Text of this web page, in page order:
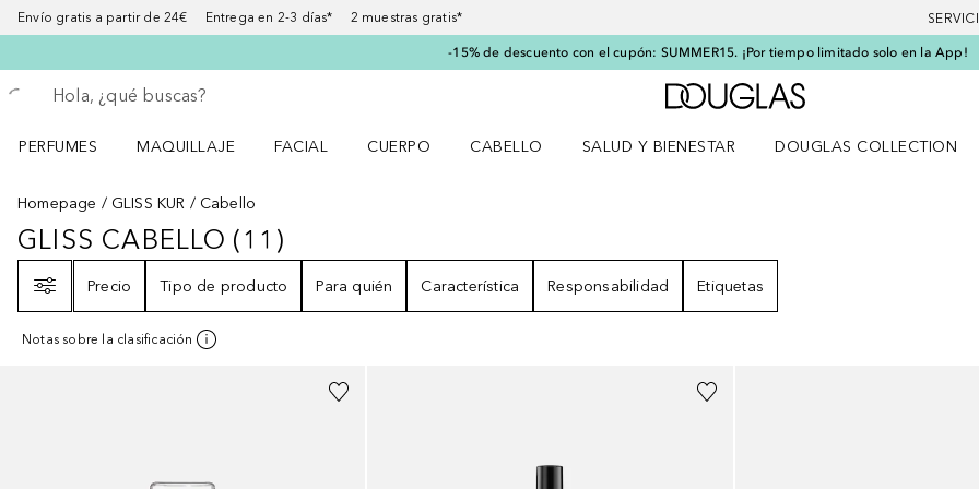
Envío gratis a partir de 24€ Entrega en 2-3 días* 2 muestras gratis*
-15% de descuento con el cupón: SUMMER15. ¡Por tiempo limitado solo en la App!
Regresar
Ejecutar búsqueda
A Douglas Home
PERFUMES
MAQUILLAJE
FACIAL
CUERPO
CABELLO
SALUD Y BIENESTAR
DOUGLAS COLLECTION
Homepage
GLISS KUR Cabello
GLISS CABELLO11
GLISS CABELLO (11 )
Precio
Tipo de producto Para quién Característica Responsabilidad Etiquetas
Notas sobre la clasificación